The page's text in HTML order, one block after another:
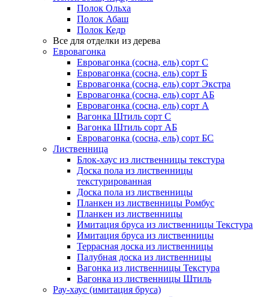
Полок Ольха
Полок Абаш
Полок Кедр
Все для отделки из дерева
Евровагонка
Евровагонка (сосна, ель) сорт С
Евровагонка (сосна, ель) сорт Б
Евровагонка (сосна, ель) сорт Экстра
Евровагонка (сосна, ель) сорт АБ
Евровагонка (сосна, ель) сорт А
Вагонка Штиль сорт С
Вагонка Штиль сорт АБ
Евровагонка (сосна, ель) сорт БС
Лиственница
Блок-хаус из лиственницы текстура
Доска пола из лиственницы
текстурированная
Доска пола из лиственницы
Планкен из лиственницы Ромбус
Планкен из лиственницы
Имитация бруса из лиственницы Текстура
Имитация бруса из лиственницы
Террасная доска из лиственницы
Палубная доска из лиственницы
Вагонка из лиственницы Текстура
Вагонка из лиственницы Штиль
Рау-хаус (имитация бруса)